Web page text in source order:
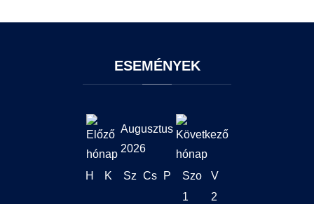
ESEMÉNYEK
Augusztus
2026
H K Sz Cs P Szo
V
1
2